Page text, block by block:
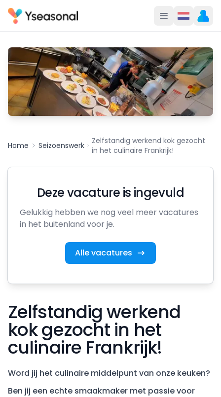
Home Seizoenswerk
Zelfstandig werkend kok gezocht
in het culinaire Frankrijk!
Deze vacature is ingevuld
Gelukkig hebben we nog veel meer vacatures
in het buitenland voor je.
Alle vacatures
Zelfstandig werkend
kok gezocht in het
culinaire Frankrijk!
Word jij het culinaire middelpunt van onze keuken?
Ben jij een echte smaakmaker met passie voor